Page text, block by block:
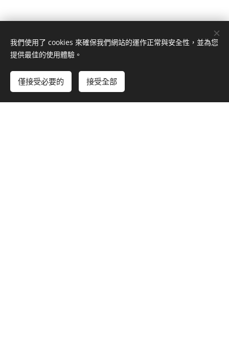
社團法人
我們使用了 cookies 來確保我們網站的運作正常與安全性，並為您
提供最佳的使用體驗。
僅接受必要的 接受全部